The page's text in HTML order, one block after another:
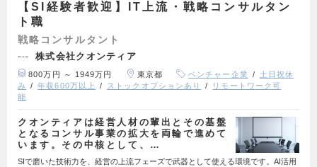
【SI経験者歓迎】IT上流・戦略コンサルタン
ト職
戦略コンサルタント
株式会社クオンティア
800万円 ～ 1949万円 東京都 ベンチャー企業
土日祝休
み
年収600万以上 ストックオプションあり
リモートワーク可
能
クオンティアは経営人材の輩出とその基盤
となるコンサル事業の拡大を両輪で進めて
います。その中核として、…
SIで磨いた技術力を、経営の上流フェーズで武器として使える環境です。AI活用